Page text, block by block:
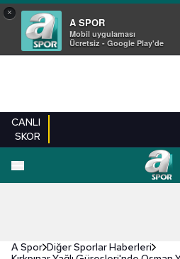
×
A SPOR
Mobil uygulaması
Ücretsiz - Google Play'de
CANLI
SKOR
A Spor Diğer Sporlar Haberleri